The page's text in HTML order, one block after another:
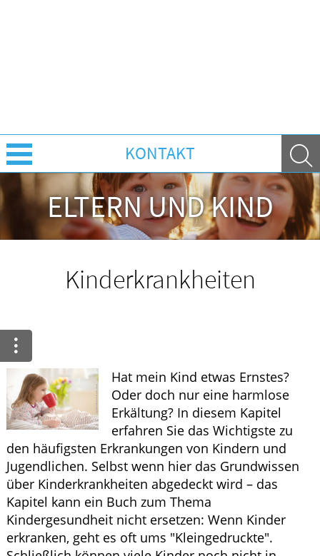
KONTAKT
Über Uns
Leistungen
HOMÖOPATHIE
ELTERN UND KIND
ELTERN UND KIND
Kinderkrankheiten
Hat mein Kind etwas Ernstes?
Oder doch nur eine harmlose
Erkältung? In diesem Kapitel
erfahren Sie das Wichtigste zu
den häufigsten Erkrankungen von Kindern und
Jugendlichen. Selbst wenn hier das Grundwissen
über Kinderkrankheiten abgedeckt wird – das
Kapitel kann ein Buch zum Thema
Kindergesundheit nicht ersetzen: Wenn Kinder
erkranken, geht es oft ums "Kleingedruckte".